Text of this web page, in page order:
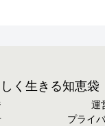
く生きる知恵袋
運
プライ